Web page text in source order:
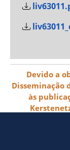
Devido a
Disseminação
às